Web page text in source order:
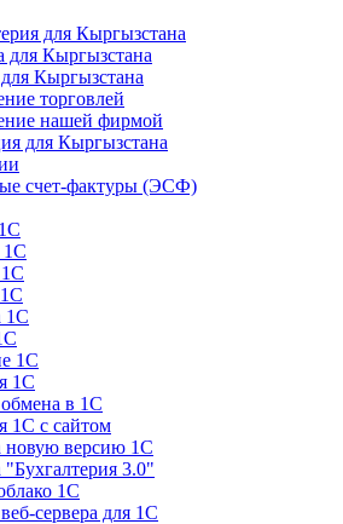
для Кыргызстана
для Кыргызстана
Кыргызстана
торговлей
нашей фирмой
для Кыргызстана
счет-фактуры (ЭСФ)
1С
1С
1С
1С
в 1С
1С с сайтом
новую версию 1С
3.0"
1С
сервера для 1С